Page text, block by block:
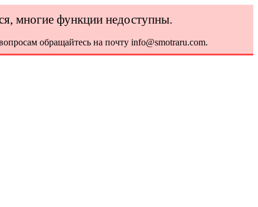
многие функции недоступны.
обращайтесь на почту info@smotraru.com.